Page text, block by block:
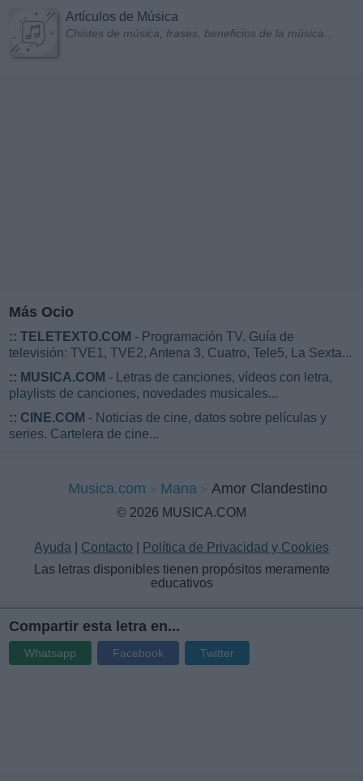
Artículos de Música
Chistes de música, frases, beneficios de la música...
Más Ocio
:: TELETEXTO.COM - Programación TV. Guía de
televisión: TVE1, TVE2, Antena 3, Cuatro, Tele5, La Sexta...
:: MUSICA.COM - Letras de canciones, vídeos con letra,
playlists de canciones, novedades musicales...
:: CINE.COM - Noticias de cine, datos sobre películas y
series. Cartelera de cine...
Musica.com Mana Amor Clandestino
© 2026 MUSICA.COM
Ayuda Contacto
Política de Privacidad y Cookies
Las letras disponibles tienen propósitos meramente
educativos
Compartir esta letra en...
Whatsapp Facebook Twitter